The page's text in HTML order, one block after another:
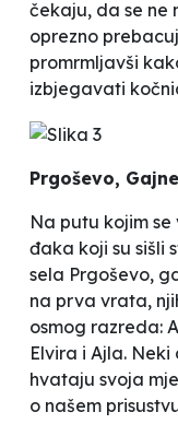
čekaju, da se ne
oprezno
promrmljavši
izbjegavati
Prgoševo,
Na putu kojim
đaka koji su sišli
sela Prgoševo,
na prva vrata,
osmog razreda:
Elvira i Ajla.
hvataju svoja
o našem